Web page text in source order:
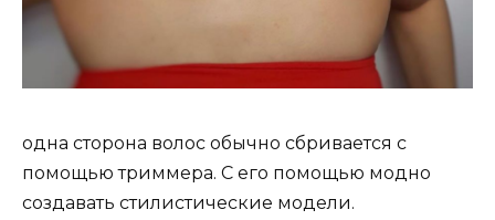
одна сторона волос обычно сбривается с
помощью триммера. С его помощью модно
создавать стилистические модели.